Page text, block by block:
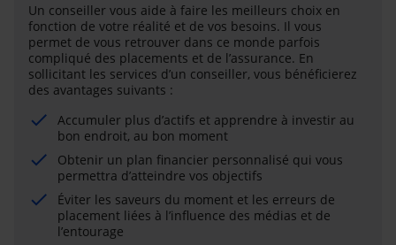
Un conseiller vous aide à faire les meilleurs choix en
fonction de votre réalité et de vos besoins. Il vous
permet de vous retrouver dans ce monde parfois
compliqué des placements et de l’assurance. En
sollicitant les services d’un conseiller, vous bénéficierez
des avantages suivants :
Accumuler plus d’actifs et apprendre à investir au
bon endroit, au bon moment
Obtenir un plan financier personnalisé qui vous
permettra d’atteindre vos objectifs
Éviter les saveurs du moment et les erreurs de
placement liées à l’influence des médias et de
l’entourage